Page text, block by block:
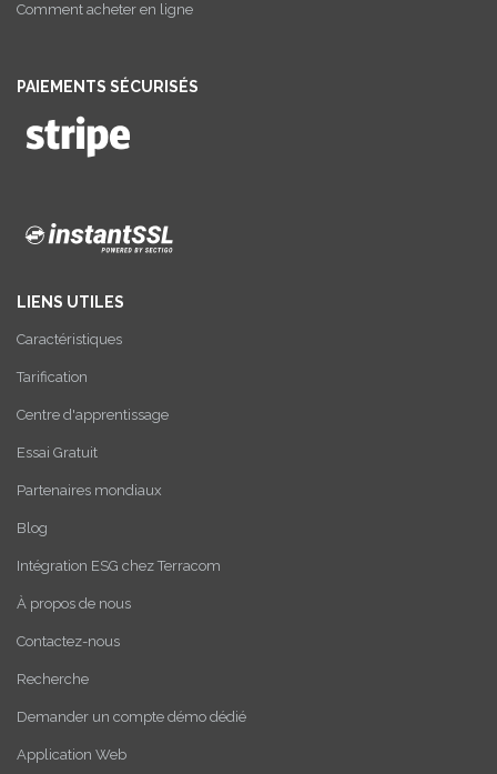
Comment acheter en ligne
PAIEMENTS SÉCURISÉS
LIENS UTILES
Caractéristiques
Tarification
Centre d'apprentissage
Essai Gratuit
Partenaires mondiaux
Blog
Intégration ESG chez Terracom
À propos de nous
Contactez-nous
Recherche
Demander un compte démo dédié
Application Web